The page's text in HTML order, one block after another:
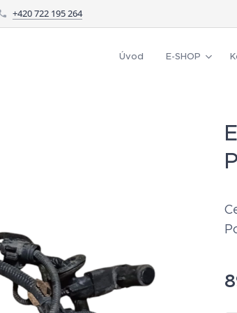
+420 722 195 264
Úvod E-SHOP